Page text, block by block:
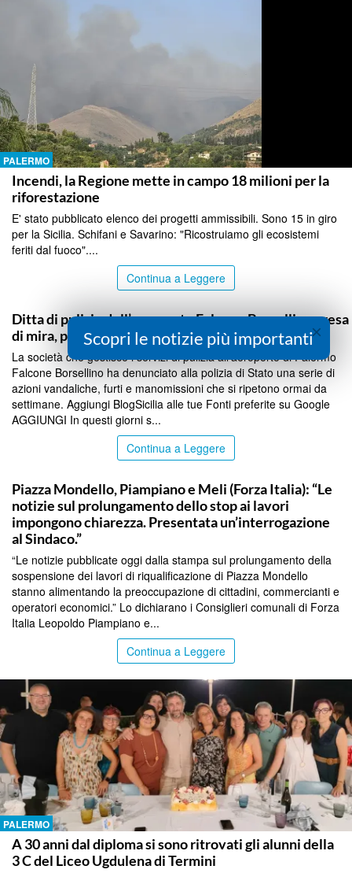
PALERMO
Incendi, la Regione mette in campo 18 milioni per la
riforestazione
E' stato pubblicato elenco dei progetti ammissibili. Sono 15 in giro
per la Sicilia. Schifani e Savarino: "Ricostruiamo gli ecosistemi
feriti dal fuoco"....
Continua a Leggere
Ditta di pulizie dell’aeroporto Falcone Borsellino presa
di mira, presentata denuncia
La società che gestisce i servizi di pulizia all’aeroporto di Palermo
Falcone Borsellino ha denunciato alla polizia di Stato una serie di
azioni vandaliche, furti e manomissioni che si ripetono ormai da
settimane. Aggiungi BlogSicilia alle tue Fonti preferite su Google
AGGIUNGI In questi giorni s...
Continua a Leggere
Piazza Mondello, Piampiano e Meli (Forza Italia): “Le
notizie sul prolungamento dello stop ai lavori
impongono chiarezza. Presentata un’interrogazione
al Sindaco.”
“Le notizie pubblicate oggi dalla stampa sul prolungamento della
sospensione dei lavori di riqualificazione di Piazza Mondello
stanno alimentando la preoccupazione di cittadini, commercianti e
operatori economici.” Lo dichiarano i Consiglieri comunali di Forza
Italia Leopoldo Piampiano e...
Continua a Leggere
PALERMO
A 30 anni dal diploma si sono ritrovati gli alunni della
3 C del Liceo Ugdulena di Termini
×
Scopri le notizie più importanti